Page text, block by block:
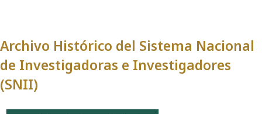
Archivo Histórico del Sistema Nacional
de Investigadoras e Investigadores
(SNII)